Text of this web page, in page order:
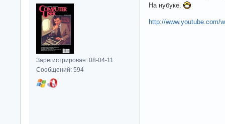
Зарегистрирован: 08-04-11
Сообщений: 594
На нубуке.
http://www.youtube.com/